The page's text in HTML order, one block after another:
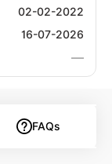
02-02-2022
16-07-2026
—
FAQs